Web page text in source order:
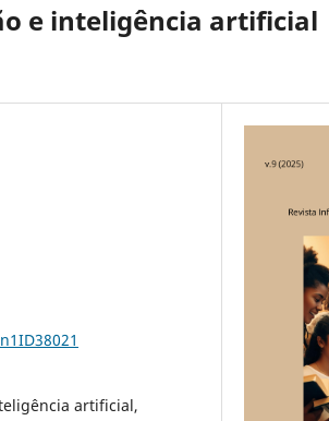
e inteligência artificial
artificial,